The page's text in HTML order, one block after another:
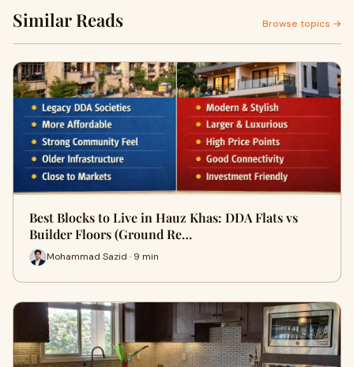
Similar Reads Browse topics →
Best Blocks to Live in Hauz Khas: DDA Flats vs
Builder Floors (Ground Re…
Mohammad Sazid · 9 min